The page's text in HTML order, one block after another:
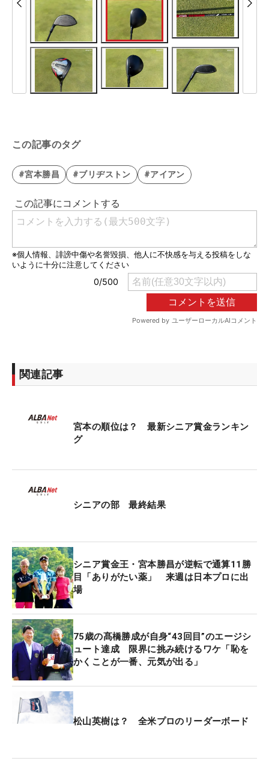
この記事のタグ
#宮本勝昌 #ブリヂストン #アイアン
関連記事
宮本の順位は？ 最新シニア賞金ランキン
グ
シニアの部 最終結果
シニア賞金王・宮本勝昌が逆転で通算11勝
目「ありがたい薬」 来週は日本プロに出
場
75歳の髙橋勝成が自身“43回目”のエージシ
ュート達成 限界に挑み続けるワケ「恥を
かくことが一番、元気が出る」
松山英樹は？ 全米プロのリーダーボード